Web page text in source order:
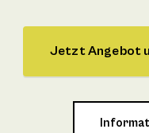
Jetzt Angebot